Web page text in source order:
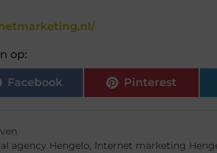
op:
Facebook Pinterest
agency Hengelo, Internet marketing